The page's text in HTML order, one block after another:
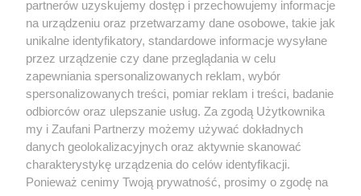
O FIRMIE POLITYKA PRYWATNOŚCI HOSTING
REKLAMA WSPÓŁPRACA RSS FACEBOOK KONTAKT
Nasze serwisy
Aktualności
Tcz24
Muzyka i kultura
Archiwum wydarzeń
partnerów uzyskujemy dostęp i przechowujemy informacje
na urządzeniu oraz przetwarzamy dane osobowe, takie jak
unikalne identyfikatory, standardowe informacje wysyłane
przez urządzenie czy dane przeglądania w celu
zapewniania spersonalizowanych reklam, wybór
spersonalizowanych treści, pomiar reklam i treści, badanie
odbiorców oraz ulepszanie usług. Za zgodą Użytkownika
my i Zaufani Partnerzy możemy używać dokładnych
danych geolokalizacyjnych oraz aktywnie skanować
charakterystykę urządzenia do celów identyfikacji.
Ponieważ cenimy Twoją prywatność, prosimy o zgodę na